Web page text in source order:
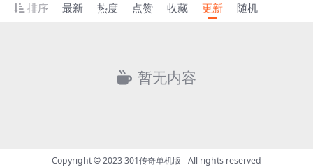
排序
最新 热度 点赞 收藏 更新 随机
暂无内容
Copyright © 2023301传奇单机版 - All rights reserved